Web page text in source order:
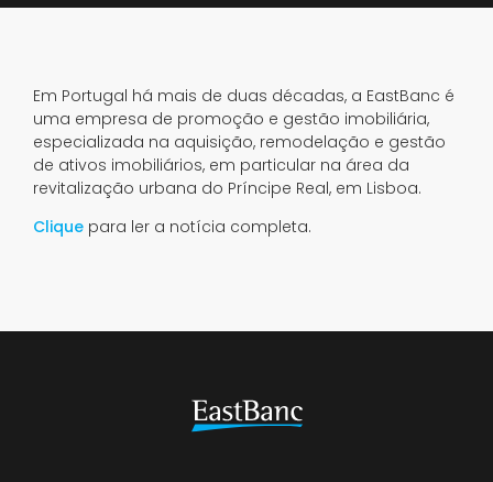
Em Portugal há mais de duas décadas, a EastBanc é
uma empresa de promoção e gestão imobiliária,
especializada na aquisição, remodelação e gestão
de ativos imobiliários, em particular na área da
revitalização urbana do Príncipe Real, em Lisboa.
Clique para ler a notícia completa.